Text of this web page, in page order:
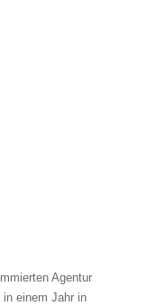
Agentur
in einem Jahr in